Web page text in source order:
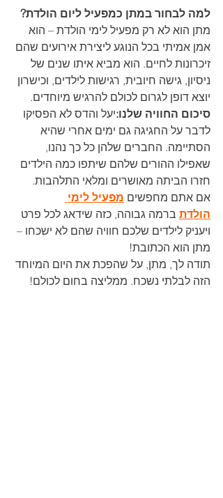
למה לבחור במתן כמפעיל ליום הולדת?
מתן הוא לא רק מפעיל לימי הולדת – הוא
אמן אמיתי בכל הנוגע ליצירת אירועים שהם
זיכרונות לחיים. הוא מביא איתו שנים של
ניסיון, גישה חיובית, רגישות לילדים, וכישרון
יוצא דופן לגרום לכולם להרגיש מיוחדים.
סיכום החוויה שלנו:יעל והדס לא הפסיקו
לדבר על החגיגה גם ימים אחרי שהיא
הסתיימה. החברים שלהן כל כך נהנו,
שאפילו ההורים שלהם שיתפו כמה הילדים
חזרו הביתה מאושרים ומלאי התלהבות.
אם אתם מחפשים מפעיל לימי
הולדת ברמה גבוהה, כזה שידאג לכל פרט
ויעניק לילדים שלכם חוויה שהם לא ישכחו –
מתן הוא הכתובת!
תודה לך, מתן, על שהפכת את היום המיוחד
הזה לבלתי נשכח. ממליצה בחום לכולם!